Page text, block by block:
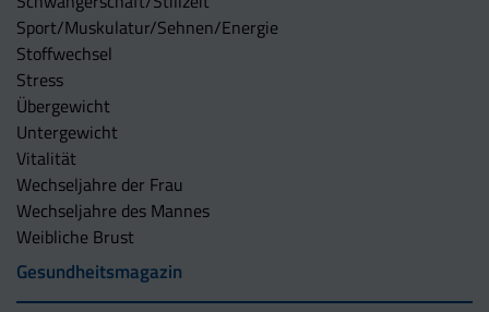
Sport/Muskulatur/Sehnen/Energie
Stoffwechsel
Stress
Übergewicht
Untergewicht
Vitalität
Wechseljahre der Frau
Wechseljahre des Mannes
Weibliche Brust
Gesundheitsmagazin